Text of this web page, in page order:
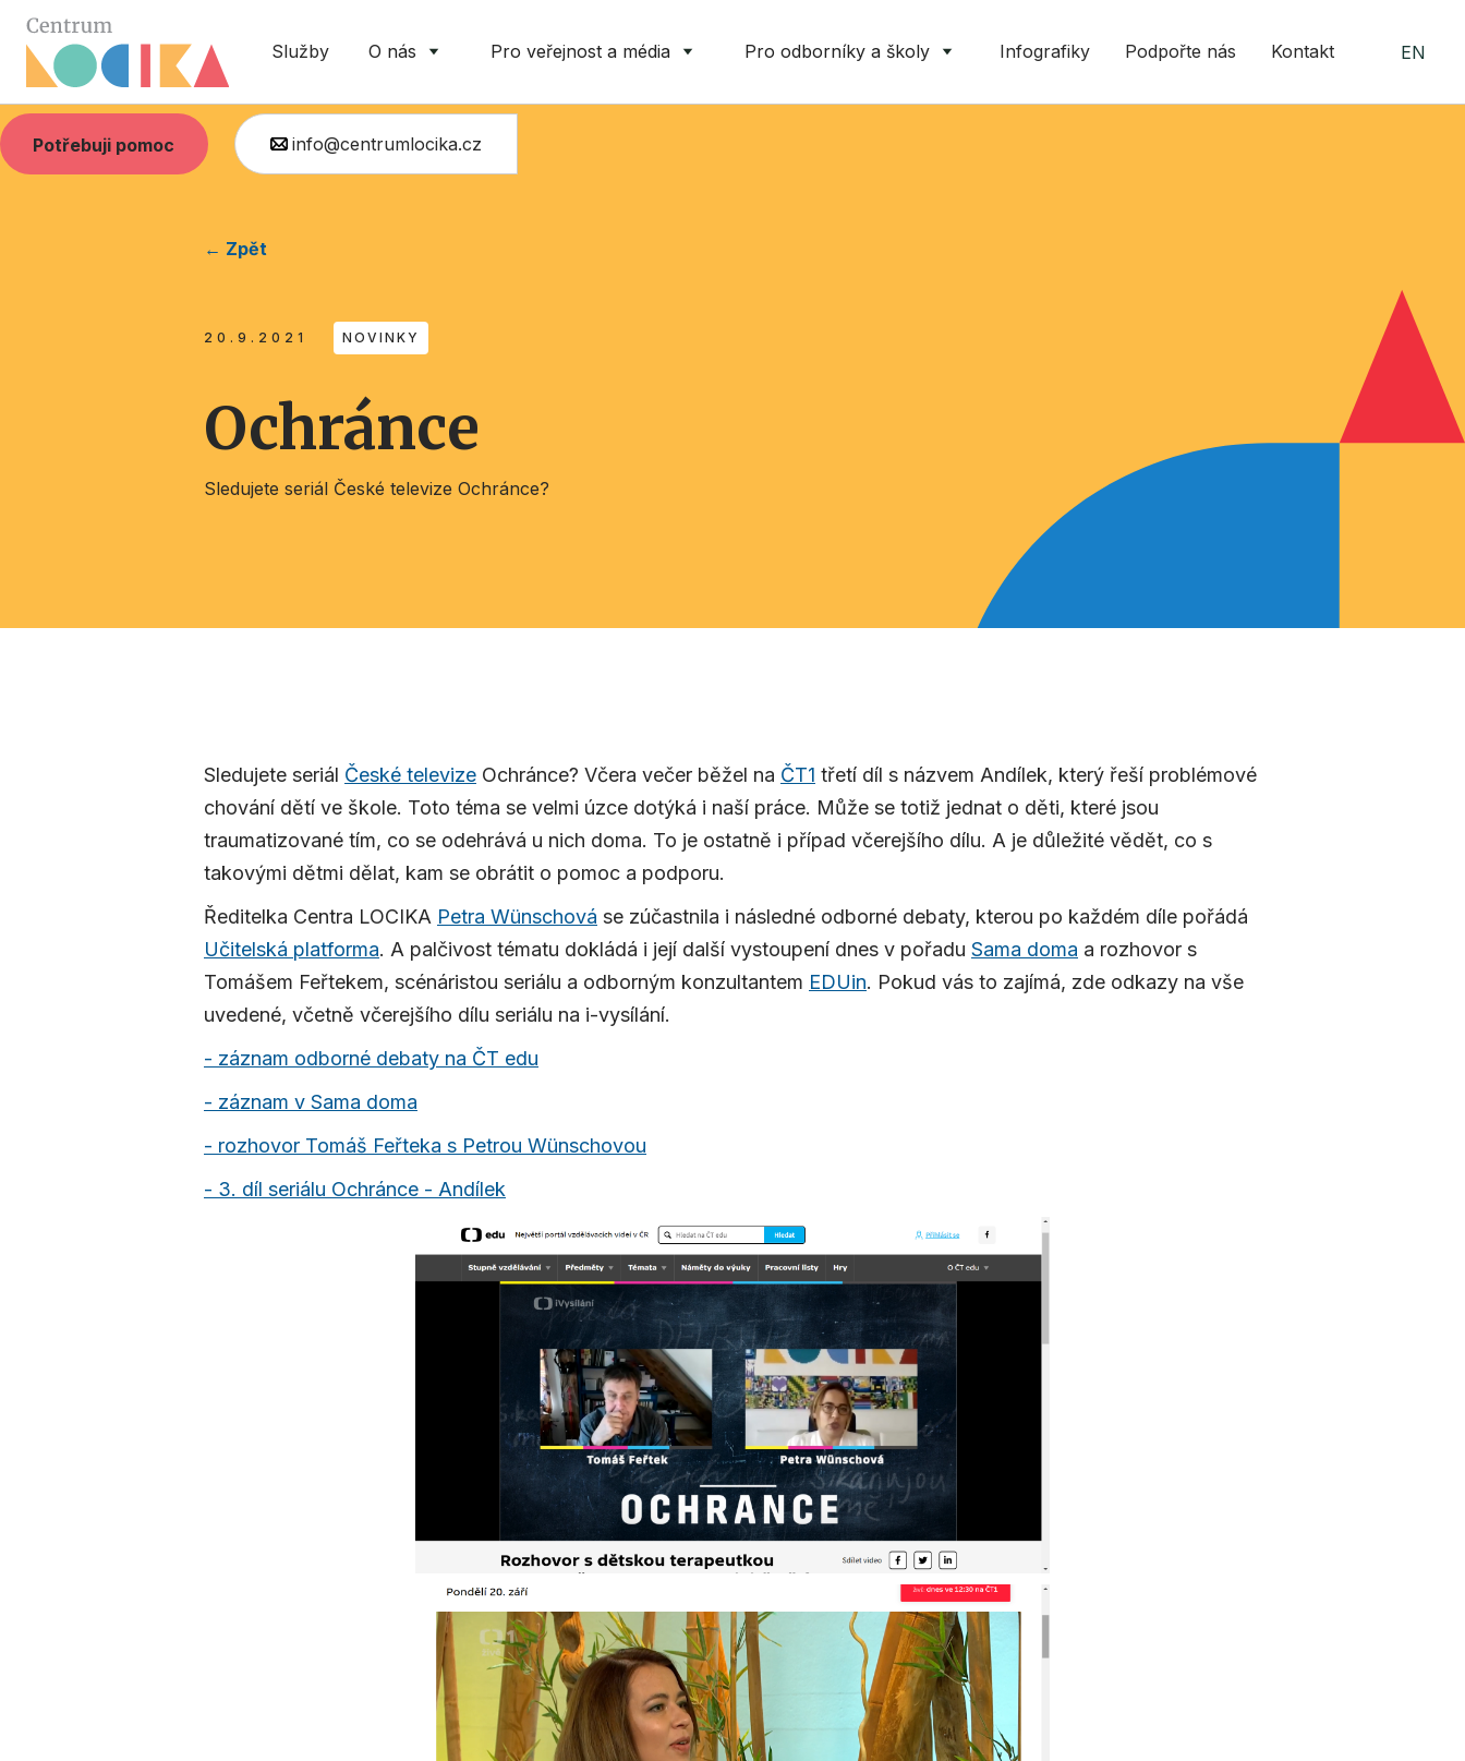
Služby O nás Pro veřejnost a média Pro odborníky a školy Infografiky Podpořte nás Kontakt EN
Potřebuji pomoc info@centrumlocika.cz
← Zpět
20.9.2021 NOVINKY
Ochránce
Sledujete seriál České televize Ochránce?
Sledujete seriál České televize Ochránce? Včera večer běžel na ČT1 třetí díl s názvem Andílek, který řeší problémové
chování dětí ve škole. Toto téma se velmi úzce dotýká i naší práce. Může se totiž jednat o děti, které jsou
traumatizované tím, co se odehrává u nich doma. To je ostatně i případ včerejšího dílu. A je důležité vědět, co s
takovými dětmi dělat, kam se obrátit o pomoc a podporu.
Ředitelka Centra LOCIKA Petra Wünschová se zúčastnila i následné odborné debaty, kterou po každém díle pořádá
Učitelská platforma. A palčivost tématu dokládá i její další vystoupení dnes v pořadu Sama doma a rozhovor s
Tomášem Feřtekem, scénáristou seriálu a odborným konzultantem EDUin. Pokud vás to zajímá, zde odkazy na vše
uvedené, včetně včerejšího dílu seriálu na i-vysílání.
- záznam odborné debaty na ČT edu
- záznam v Sama doma
- rozhovor Tomáš Feřteka s Petrou Wünschovou
- 3. díl seriálu Ochránce - Andílek